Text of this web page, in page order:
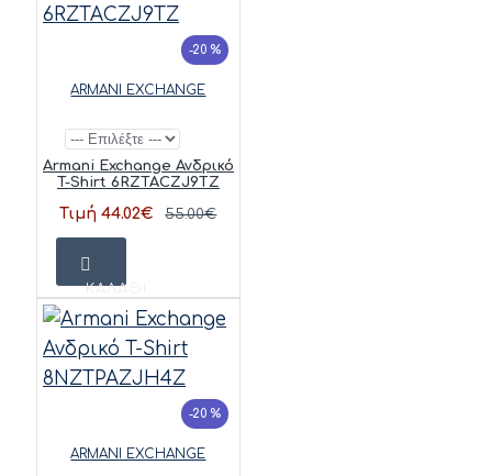
-20 %
ARMANI EXCHANGE
Armani Exchange Ανδρικό
T-Shirt 6RZTACZJ9TZ
Τιμή 44.02€ 55.00€
ΚΑΛΆΘΙ
-20 %
ARMANI EXCHANGE